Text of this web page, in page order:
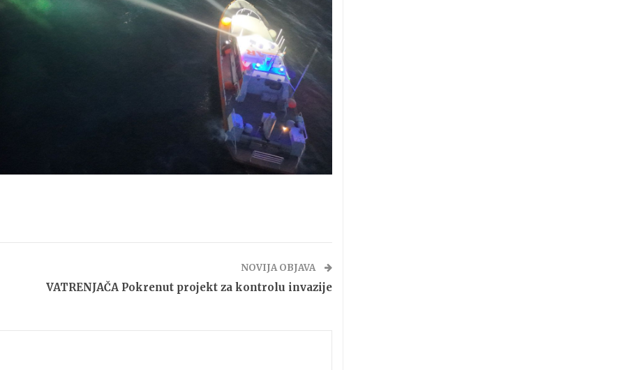
NOVIJA OBJAVA
VATRENJAČA Pokrenut projekt za kontrolu invazije